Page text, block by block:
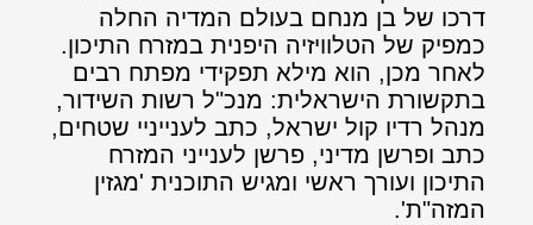
דרכו של בן מנחם בעולם המדיה החלה
כמפיק של הטלוויזיה היפנית במזרח התיכון.
לאחר מכן, הוא מילא תפקידי מפתח רבים
בתקשורת הישראלית: מנכ"ל רשות השידור,
מנהל רדיו קול ישראל, כתב לענייניי שטחים,
כתב ופרשן מדיני, פרשן לענייני המזרח
התיכון ועורך ראשי ומגיש התוכנית 'מגזין
המזה"ת'.